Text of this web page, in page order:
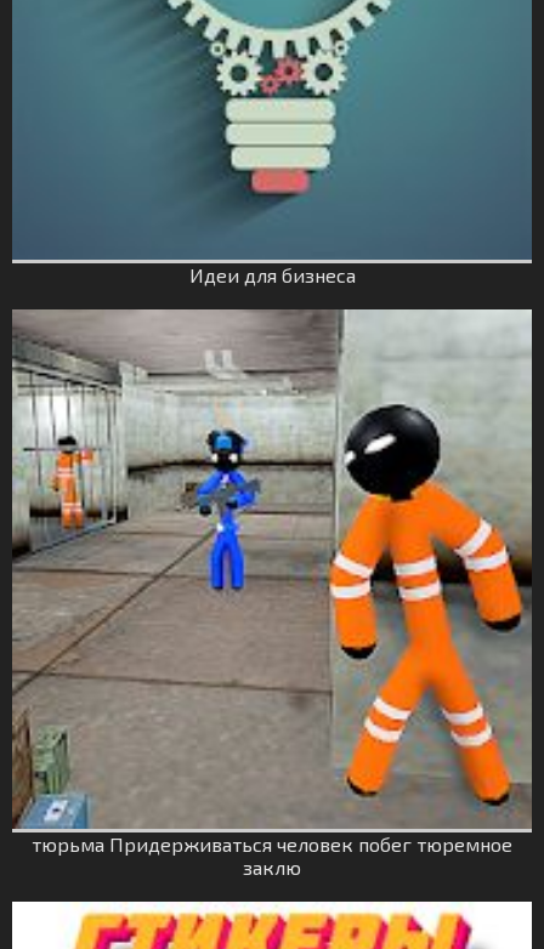
Идеи для бизнеса
тюрьма Придерживаться человек побег тюремное
заклю